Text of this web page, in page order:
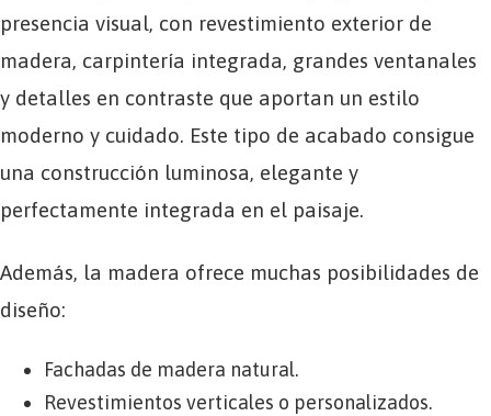
presencia visual, con revestimiento exterior de
madera, carpintería integrada, grandes ventanales
y detalles en contraste que aportan un estilo
moderno y cuidado. Este tipo de acabado consigue
una construcción luminosa, elegante y
perfectamente integrada en el paisaje.
Además, la madera ofrece muchas posibilidades de
diseño:
Fachadas de madera natural.
Revestimientos verticales o personalizados.